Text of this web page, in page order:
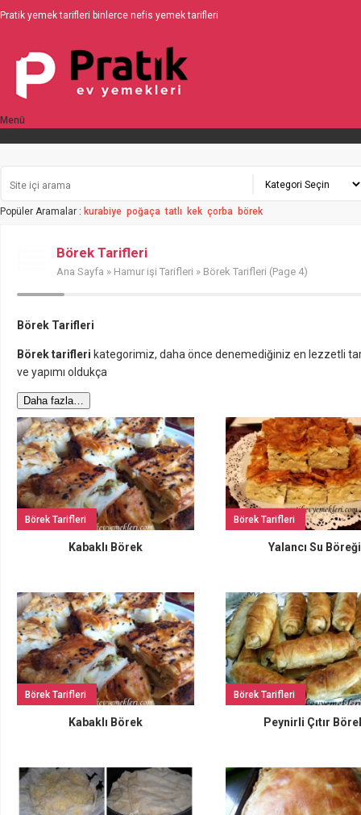
Pratik yemek tarifleri binlerce nefis yemek tarifleri
Menü
Popüler Aramalar : kurabiye poğaça tatlı kek çorba börek
Börek Tarifleri
Ana Sayfa » Hamur işi Tarifleri » Börek Tarifleri (Page 4)
Börek Tarifleri
Börek tarifleri kategorimiz, daha önce denemediğiniz en lezzetli
ve yapımı oldukça
Daha fazla…
Börek Tarifleri
Kabaklı Börek
Börek Tarifleri
Yalancı Su Böreği
Börek Tarifleri
Kabaklı Börek
Börek Tarifleri
Peynirli Çıtır